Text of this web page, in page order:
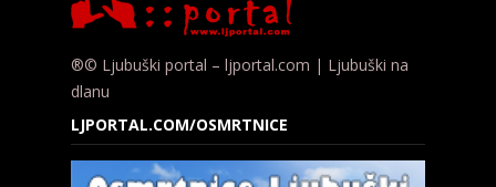
®© Ljubuški portal – ljportal.com | Ljubuški na
dlanu
LJPORTAL.COM/OSMRTNICE